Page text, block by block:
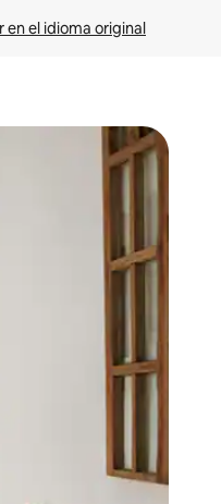
en el idioma original
con el tacto o desliza el dedo.